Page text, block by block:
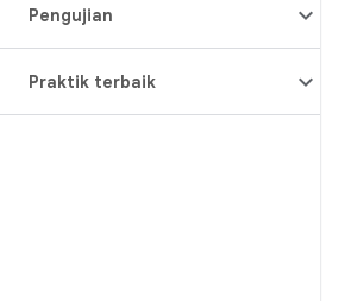
Pengujian
Praktik terbaik